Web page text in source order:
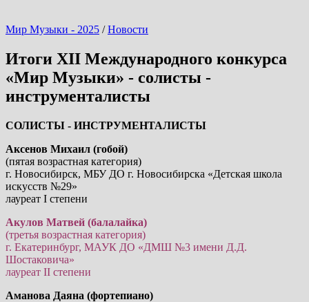
Мир Музыки - 2025 /Новости
Итоги XII Международного конкурса
«Мир Музыки» - солисты -
инструменталисты
СОЛИСТЫ - ИНСТРУМЕНТАЛИСТЫ
Аксенов Михаил (гобой)
(пятая возрастная категория)
г. Новосибирск, МБУ ДО г. Новосибирска «Детская школа
искусств №29»
лауреат I степени
Акулов Матвей (балалайка)
(третья возрастная категория)
г. Екатеринбург, МАУК ДО «ДМШ №3 имени Д.Д.
Шостаковича»
лауреат II степени
Аманова Даяна (фортепиано)